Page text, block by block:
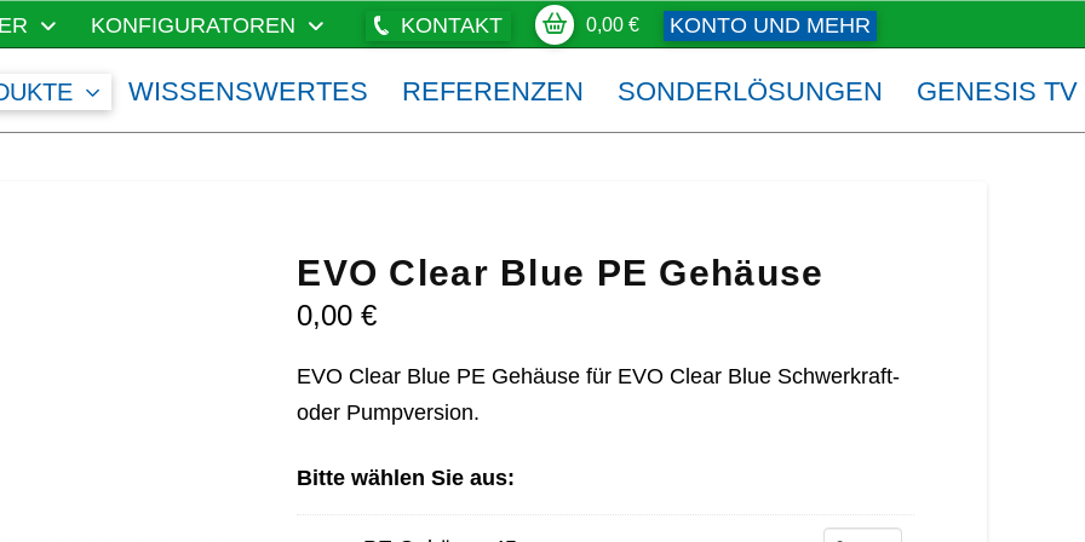
KONFIGURATOREN KONTAKT 0,00€ KONTO UND MEHR
WISSENSWERTES REFERENZEN SONDERLÖSUNGEN GENESIS TV
EVO Clear Blue PE Gehäuse
0,00€
EVO Clear Blue PE Gehäuse für EVO Clear Blue Schwerkraft-
oder Pumpversion.
Bitte wählen Sie aus: